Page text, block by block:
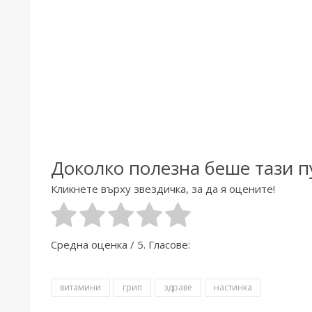
Доколко полезна беше тази
Кликнете върху звездичка, за да я оцените!
Средна оценка / 5. Гласове:
витамини грип здраве настинка